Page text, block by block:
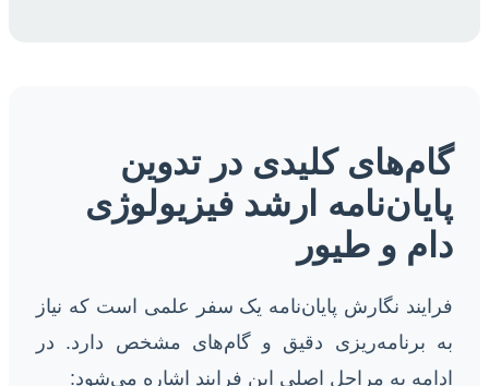
گام‌های کلیدی در تدوین
پایان‌نامه ارشد فیزیولوژی
دام و طیور
فرایند نگارش پایان‌نامه یک سفر علمی است که نیاز
به برنامه‌ریزی دقیق و گام‌های مشخص دارد. در
ادامه به مراحل اصلی این فرایند اشاره می‌شود: